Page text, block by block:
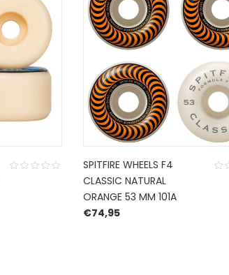
SPITFIRE WHEELS F4
CLASSIC NATURAL
ORANGE 53 MM 101A
€74,95